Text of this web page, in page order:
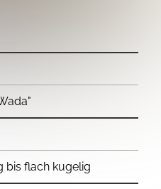
bis flach kugelig